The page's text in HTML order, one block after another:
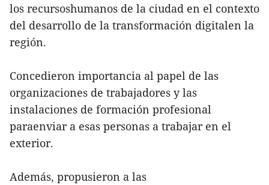
los recursoshumanos de la ciudad en el contexto
del desarrollo de la transformación digitalen la
región.
Concedieron importancia al papel de las
organizaciones de trabajadores y las
instalaciones de formación profesional
paraenviar a esas personas a trabajar en el
exterior.
Además, propusieron a las